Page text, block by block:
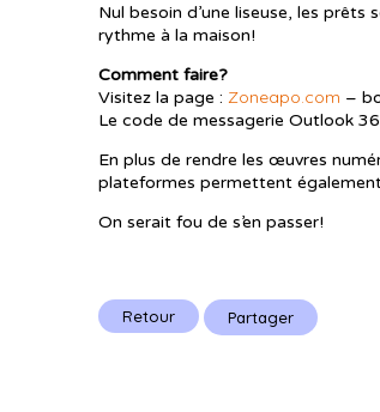
Nul besoin d’une liseuse, les
rythme à la maison!
Comment faire?
Visitez la page : Zoneapo.com –
Le code de messagerie Outlook
En plus de rendre les œuvres
plateformes permettent
On serait fou de s’en passer!
Retour Partager